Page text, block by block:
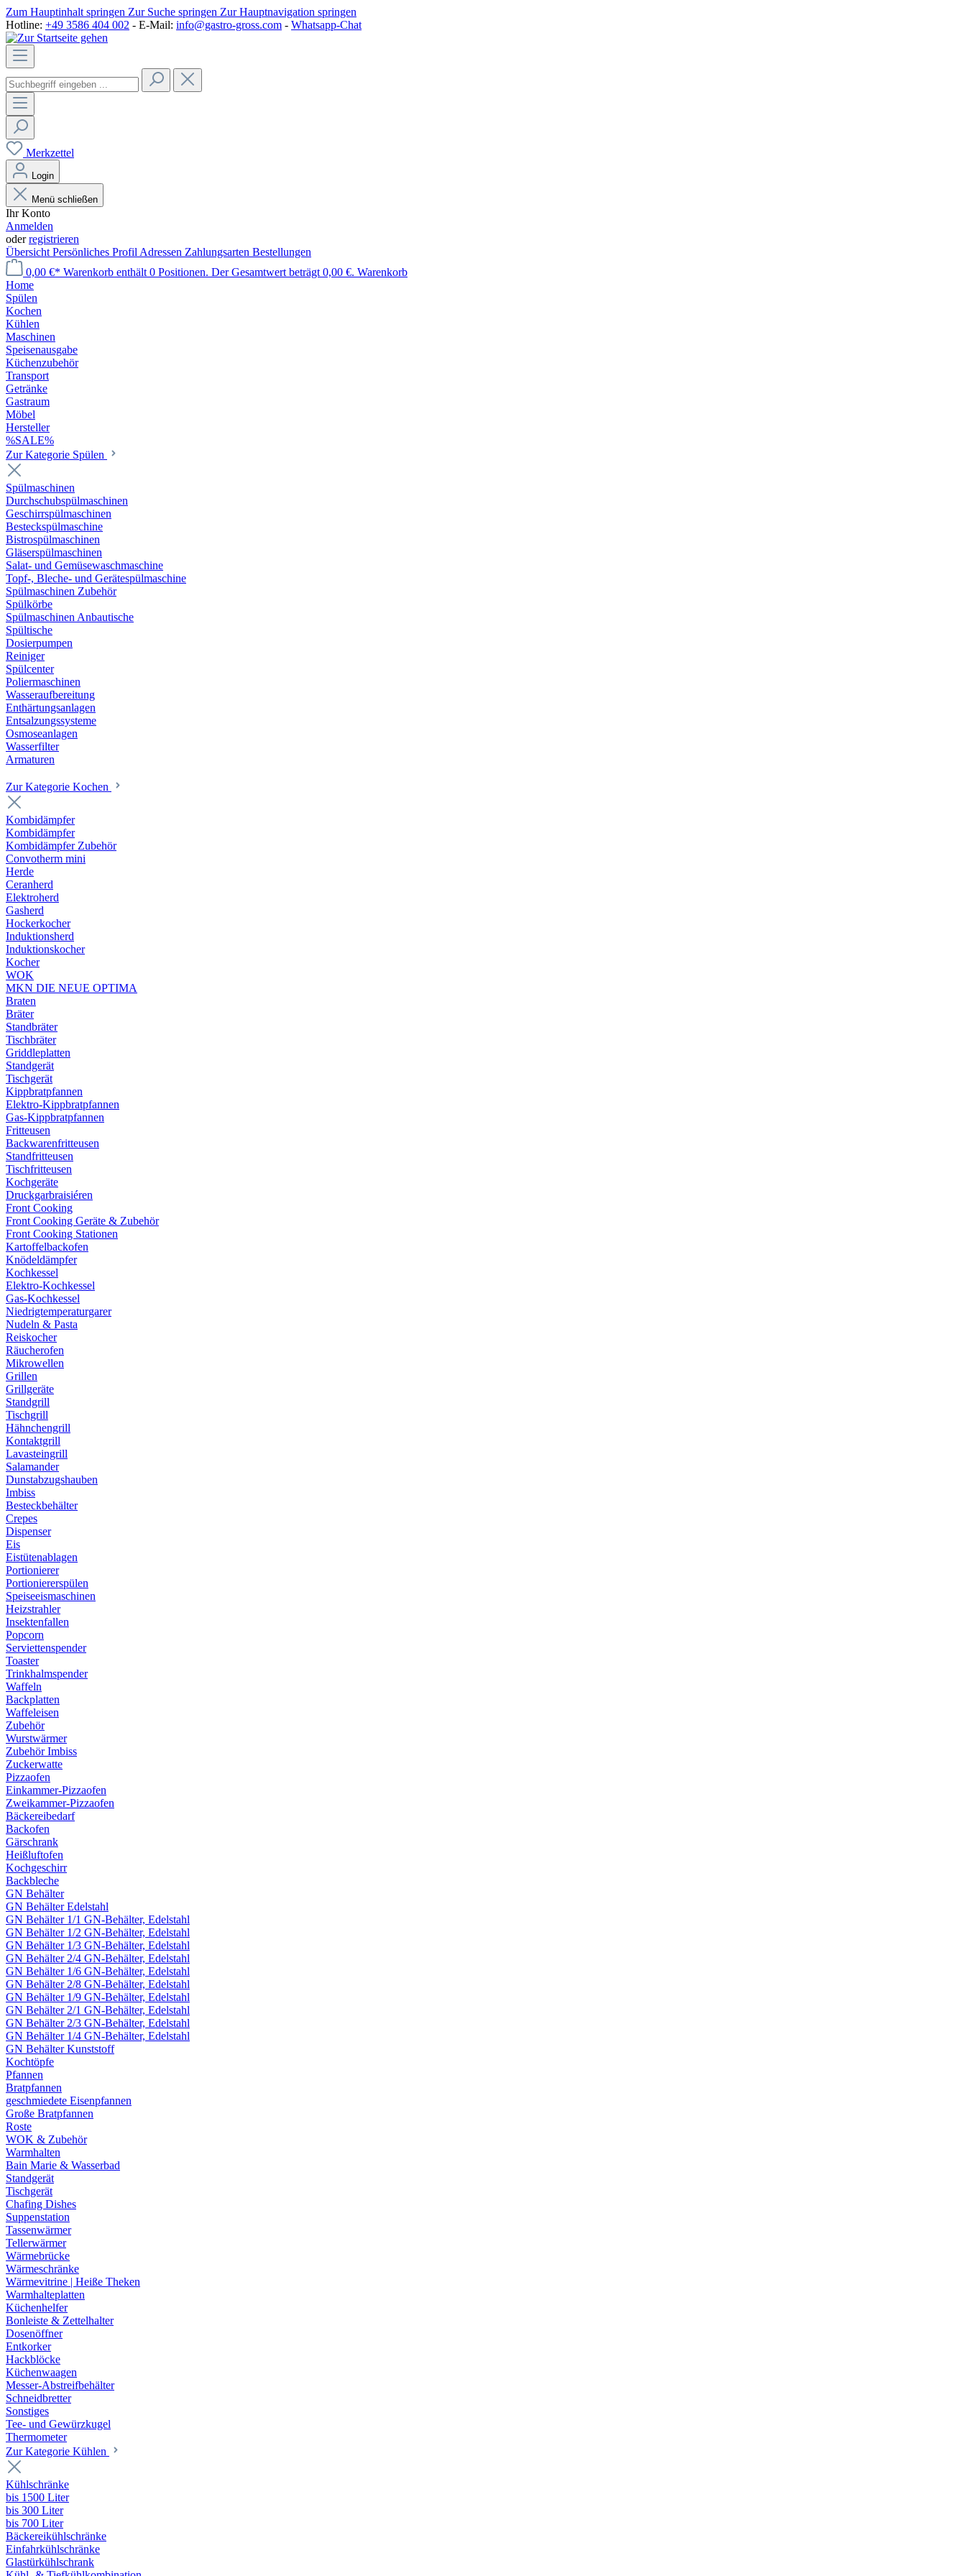
Zum Hauptinhalt springen Zur Suche springen Zur Hauptnavigation springen
Hotline: +49 3586 404 002 - E-Mail: info@gastro-gross.com - Whatsapp-Chat
Merkzettel
Login
Menü schließen
Ihr Konto
Anmelden
oderregistrieren
Übersicht Persönliches Profil Adressen Zahlungsarten Bestellungen
0,00 €* Warenkorb enthält 0 Positionen. Der Gesamtwert beträgt 0,00 €. Warenkorb
Home
Spülen
Kochen
Kühlen
Maschinen
Speisenausgabe
Küchenzubehör
Transport
Getränke
Gastraum
Möbel
Hersteller
%SALE%
Zur Kategorie Spülen
Spülmaschinen
Durchschubspülmaschinen
Geschirrspülmaschinen
Besteckspülmaschine
Bistrospülmaschinen
Gläserspülmaschinen
Salat- und Gemüsewaschmaschine
Topf-, Bleche- und Gerätespülmaschine
Spülmaschinen Zubehör
Spülkörbe
Spülmaschinen Anbautische
Spültische
Dosierpumpen
Reiniger
Spülcenter
Poliermaschinen
Wasseraufbereitung
Enthärtungsanlagen
Entsalzungssysteme
Osmoseanlagen
Wasserfilter
Armaturen
Zur Kategorie Kochen
Kombidämpfer
Kombidämpfer
Kombidämpfer Zubehör
Convotherm mini
Herde
Ceranherd
Elektroherd
Gasherd
Hockerkocher
Induktionsherd
Induktionskocher
Kocher
WOK
MKN DIE NEUE OPTIMA
Braten
Bräter
Standbräter
Tischbräter
Griddleplatten
Standgerät
Tischgerät
Kippbratpfannen
Elektro-Kippbratpfannen
Gas-Kippbratpfannen
Fritteusen
Backwarenfritteusen
Standfritteusen
Tischfritteusen
Kochgeräte
Druckgarbraisiéren
Front Cooking
Front Cooking Geräte & Zubehör
Front Cooking Stationen
Kartoffelbackofen
Knödeldämpfer
Kochkessel
Elektro-Kochkessel
Gas-Kochkessel
Niedrigtemperaturgarer
Nudeln & Pasta
Reiskocher
Räucherofen
Mikrowellen
Grillen
Grillgeräte
Standgrill
Tischgrill
Hähnchengrill
Kontaktgrill
Lavasteingrill
Salamander
Dunstabzugshauben
Imbiss
Besteckbehälter
Crepes
Dispenser
Eis
Eistütenablagen
Portionierer
Portioniererspülen
Speiseeismaschinen
Heizstrahler
Insektenfallen
Popcorn
Serviettenspender
Toaster
Trinkhalmspender
Waffeln
Backplatten
Waffeleisen
Zubehör
Wurstwärmer
Zubehör Imbiss
Zuckerwatte
Pizzaofen
Einkammer-Pizzaofen
Zweikammer-Pizzaofen
Bäckereibedarf
Backofen
Gärschrank
Heißluftofen
Kochgeschirr
Backbleche
GN Behälter
GN Behälter Edelstahl
GN Behälter 1/1 GN-Behälter, Edelstahl
GN Behälter 1/2 GN-Behälter, Edelstahl
GN Behälter 1/3 GN-Behälter, Edelstahl
GN Behälter 2/4 GN-Behälter, Edelstahl
GN Behälter 1/6 GN-Behälter, Edelstahl
GN Behälter 2/8 GN-Behälter, Edelstahl
GN Behälter 1/9 GN-Behälter, Edelstahl
GN Behälter 2/1 GN-Behälter, Edelstahl
GN Behälter 2/3 GN-Behälter, Edelstahl
GN Behälter 1/4 GN-Behälter, Edelstahl
GN Behälter Kunststoff
Kochtöpfe
Pfannen
Bratpfannen
geschmiedete Eisenpfannen
Große Bratpfannen
Roste
WOK & Zubehör
Warmhalten
Bain Marie & Wasserbad
Standgerät
Tischgerät
Chafing Dishes
Suppenstation
Tassenwärmer
Tellerwärmer
Wärmebrücke
Wärmeschränke
Wärmevitrine | Heiße Theken
Warmhalteplatten
Küchenhelfer
Bonleiste & Zettelhalter
Dosenöffner
Entkorker
Hackblöcke
Küchenwaagen
Messer-Abstreifbehälter
Schneidbretter
Sonstiges
Tee- und Gewürzkugel
Thermometer
Zur Kategorie Kühlen
Kühlschränke
bis 1500 Liter
bis 300 Liter
bis 700 Liter
Bäckereikühlschränke
Einfahrkühlschränke
Glastürkühlschrank